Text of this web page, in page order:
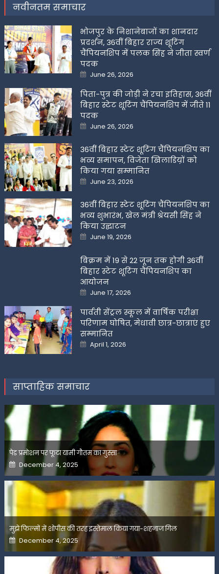
नवीनतम समाचार
भोजपुर के निशानेबाजों का शानदार
प्रदर्शन, 36वीं बिहार राज्य शूटिंग
चैंपियनशिप में पलक सिंह ने जीता स्वर्ण
पदक
Posted
on
June 26, 2026
पिता-पुत्र की जोड़ी ने रचा इतिहास, 36वीं
बिहार स्टेट शूटिंग चैंपियनशिप में जीते 11
पदक
Posted
on
June 26, 2026
36वीं बिहार स्टेट शूटिंग चैंपियनशिप का
भव्य समापन, विजेता खिलाडिय़ों को
किया गया सम्मानित
Posted
on
June 23, 2026
36वीं बिहार स्टेट शूटिंग चैंपियनशिप का
भव्य शुभारंभ, खेल मंत्री श्रेयसी सिंह ने
किया उद्घाटन
Posted
on
June 19, 2026
बिक्रम में 19 से 22 जून तक होगी 36वीं
बिहार स्टेट शूटिंग चैंपियनशिप का
आयोजन
Posted
on
June 17, 2026
पार्वती सेंट्रल स्कूल में वार्षिक परीक्षा
परिणाम घोषित, मेधावी छात्र-छात्राएं हुए
सम्मानित
Posted
on
April 1, 2026
साप्ताहिक समाचार
पेड प्रमोशन पर फूटा यामी गौतम का गुस्सा
Posted
on
December 4, 2025
मुझे फिल्मों में शोपीस की तरह इस्तेमाल किया गया-शहनाज गिल
Posted
on
December 4, 2025